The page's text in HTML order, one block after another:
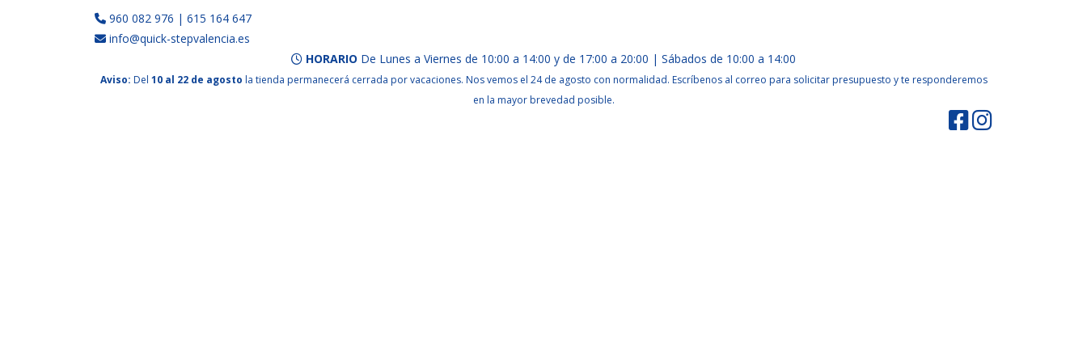
960 082 976 | 615 164 647
info@quick-stepvalencia.es
HORARIO De Lunes a Viernes de 10:00 a 14:00 y de 17:00 a 20:00 | Sábados de 10:00 a 14:00
Aviso: Del 10 al 22 de agosto la tienda permanecerá cerrada por vacaciones. Nos vemos el 24 de agosto con normalidad. Escríbenos al correo para solicitar presupuesto y te responderemos
en la mayor brevedad posible.